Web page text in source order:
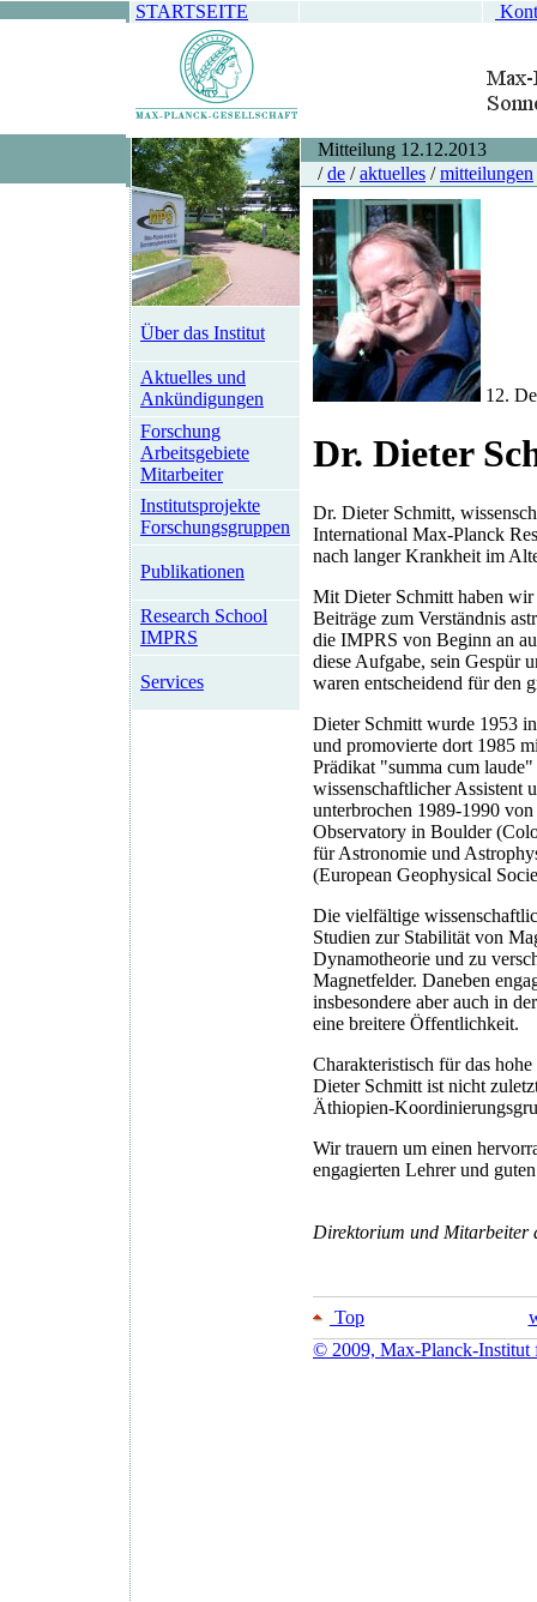
STARTSEITE
Über das Institut
Aktuelles und
Ankündigungen
Forschung
Arbeitsgebiete
Mitarbeiter
Institutsprojekte
Forschungsgruppen
Publikationen
Research School
IMPRS
Services
Mitteilung 12.12.2013
/de /aktuelles /mitteilungen
12.
Dr. Dieter
Dr. Dieter Schmitt,
International Max-Planck
nach langer Krankheit im
Mit Dieter Schmitt haben wir
Beiträge zum Verständnis
die IMPRS von Beginn an
diese Aufgabe, sein Gespür
waren entscheidend für den
Dieter Schmitt wurde 1953
und promovierte dort 1985
Prädikat "summa cum
wissenschaftlicher Assistent
unterbrochen 1989-1990
Observatory in Boulder
für Astronomie und
(European Geophysical
Die vielfältige
Studien zur Stabilität von
Dynamotheorie und zu
Magnetfelder. Daneben
insbesondere aber auch in
eine breitere Öffentlichkeit.
Charakteristisch für das
Dieter Schmitt ist nicht
Äthiopien-
Wir trauern um einen
engagierten Lehrer und
Direktorium und Mitarbeiter
Top
© 2009, Max-Planck-Institut